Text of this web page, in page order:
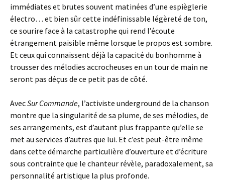
immédiates et brutes souvent matinées d’une espièglerie
électro… et bien sûr cette indéfinissable légèreté de ton,
ce sourire face à la catastrophe qui rend l’écoute
étrangement paisible même lorsque le propos est sombre.
Et ceux qui connaissent déjà la capacité du bonhomme à
trousser des mélodies accrocheuses en un tour de main ne
seront pas déçus de ce petit pas de côté.
AvecSur Commande, l’activiste underground de la chanson
montre que la singularité de sa plume, de ses mélodies, de
ses arrangements, est d’autant plus frappante qu’elle se
met au services d’autres que lui. Et c’est peut-être même
dans cette démarche particulière d’ouverture et d’écriture
sous contrainte que le chanteur révèle, paradoxalement, sa
personnalité artistique la plus profonde.